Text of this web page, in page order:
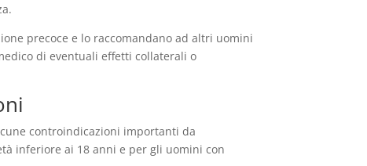
precoce e lo raccomandano ad altri uomini
di eventuali effetti collaterali o
controindicazioni importanti da
inferiore ai 18 anni e per gli uomini con